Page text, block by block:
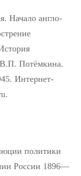
Начало англо-
Потёмкина.
Интернет-
политики
России 1896—